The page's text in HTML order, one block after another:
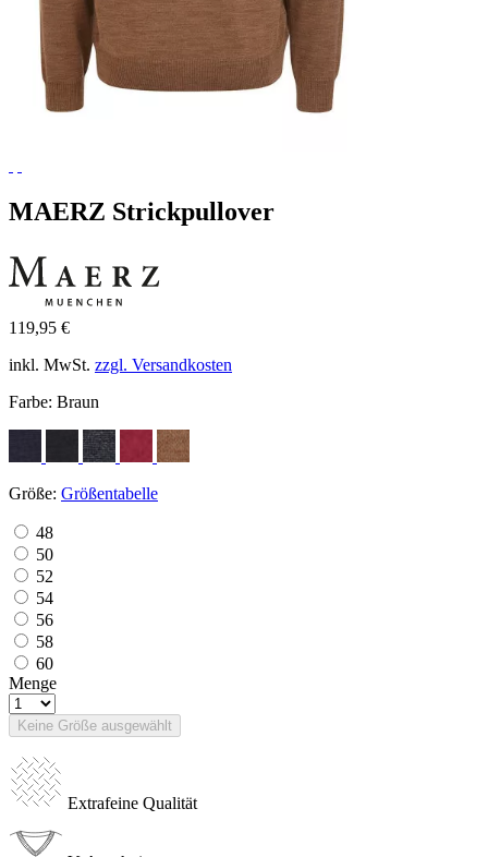
MAERZ Strickpullover
119,95 €
inkl. MwSt. zzgl. Versandkosten
Farbe: Braun
Größe: Größentabelle
48
50
52
54
56
58
60
Menge
Keine Größe ausgewählt
Extrafeine Qualität